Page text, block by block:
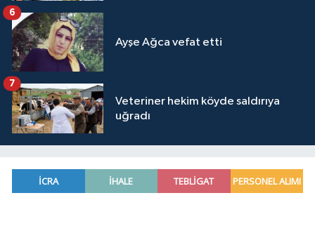
Ayşe Ağca vefat etti
6
Veteriner hekim köyde saldırıya
uğradı
7